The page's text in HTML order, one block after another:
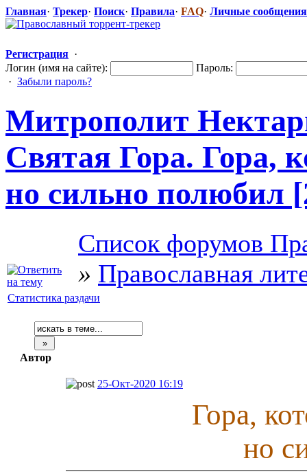
Главная· Трекер· Поиск· Правила· FAQ· Личные сообщения
Регистрация ·
Логин (имя на сайте):
Пароль:
· Забыли пароль?
Митрополит
Святая Гора. Гора,
но сильно полюбил
Список форумов
» Православная
Статистика раздачи
Автор
25-Окт-2020 16:19
Гора,
но